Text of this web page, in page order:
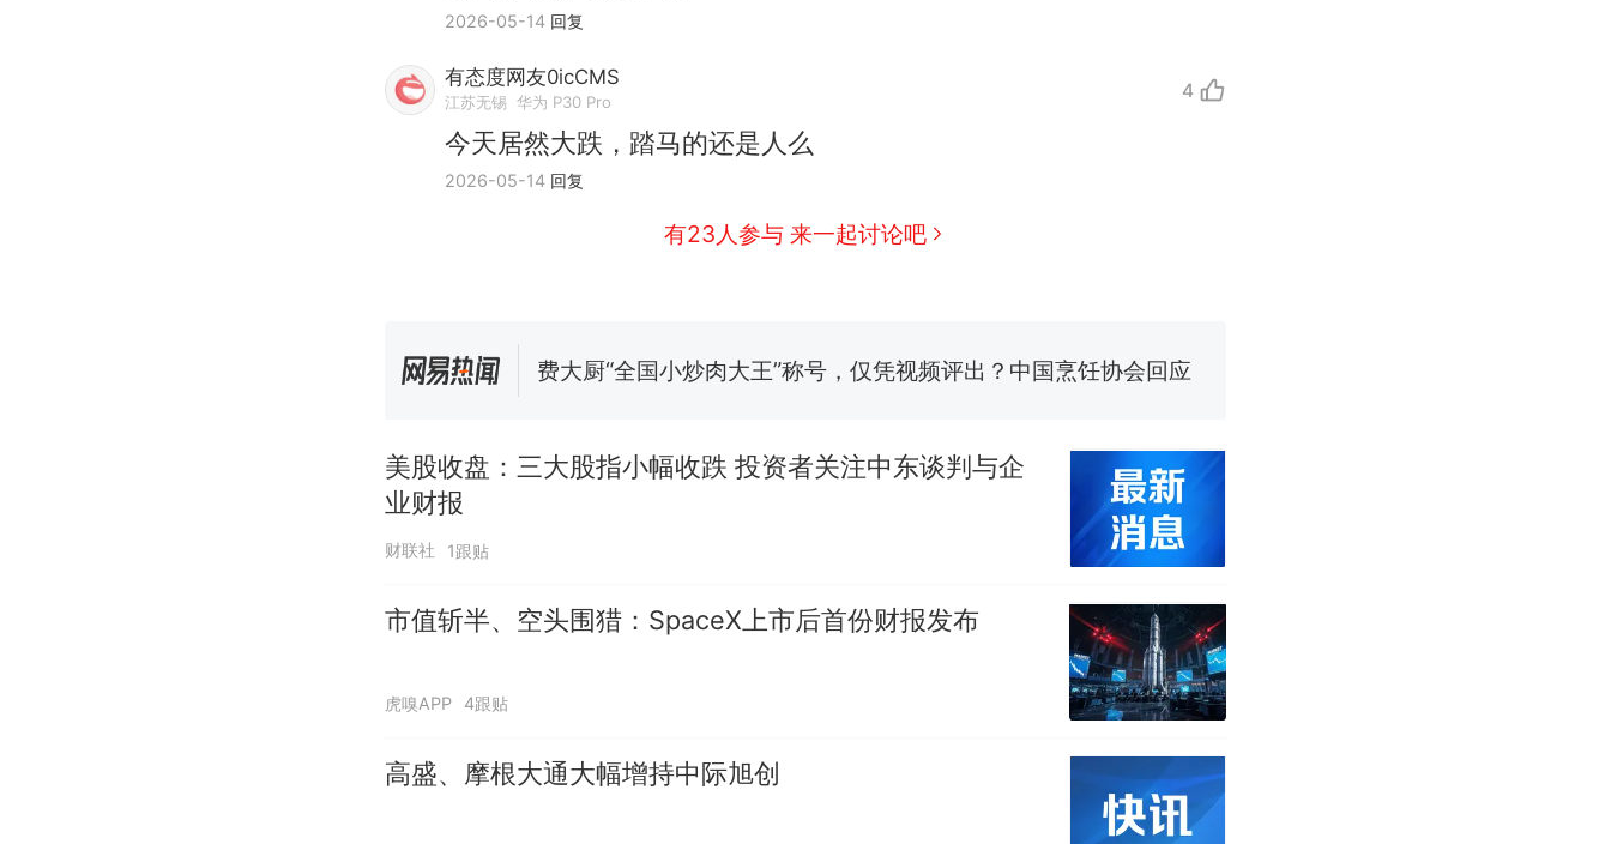
2026-05-14 回复
有态度网友0icCMS
江苏无锡 华为 P30 Pro
4
今天居然大跌，踏马的还是人么
2026-05-14 回复
有23人参与 来一起讨论吧
热 那个在床头放菜刀的女孩，因老师一句“跟我回家”改写了人生
制裁瓜子饺子，美国怕什么？
男子上山采菌偶然发现鸡枞菌窝，原地守1天等它长大：挖了140多
朵
参考消息）
那个在床头放菜刀的女孩，因老师一句“跟我回家”改写了人生
美股收盘：三大股指小幅收跌 投资者关注中东谈判与企
业财报
财联社 1跟贴
市值斩半、空头围猎：SpaceX上市后首份财报发布
虎嗅APP 4跟贴
高盛、摩根大通大幅增持中际旭创